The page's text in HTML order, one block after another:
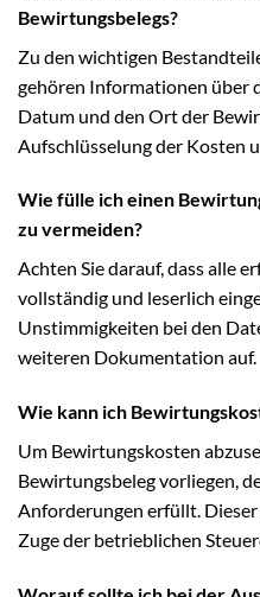
Bewirtungsbelegs?
Zu den wichtigen
gehören Informationen über
Datum und den Ort der
Aufschlüsselung der Kosten
Wie fülle ich einen
zu vermeiden?
Achten Sie darauf, dass alle
vollständig und leserlich
Unstimmigkeiten bei den
weiteren Dokumentation auf.
Wie kann ich
Um Bewirtungskosten
Bewirtungsbeleg vorliegen,
Anforderungen erfüllt. Dieser
Zuge der betrieblichen